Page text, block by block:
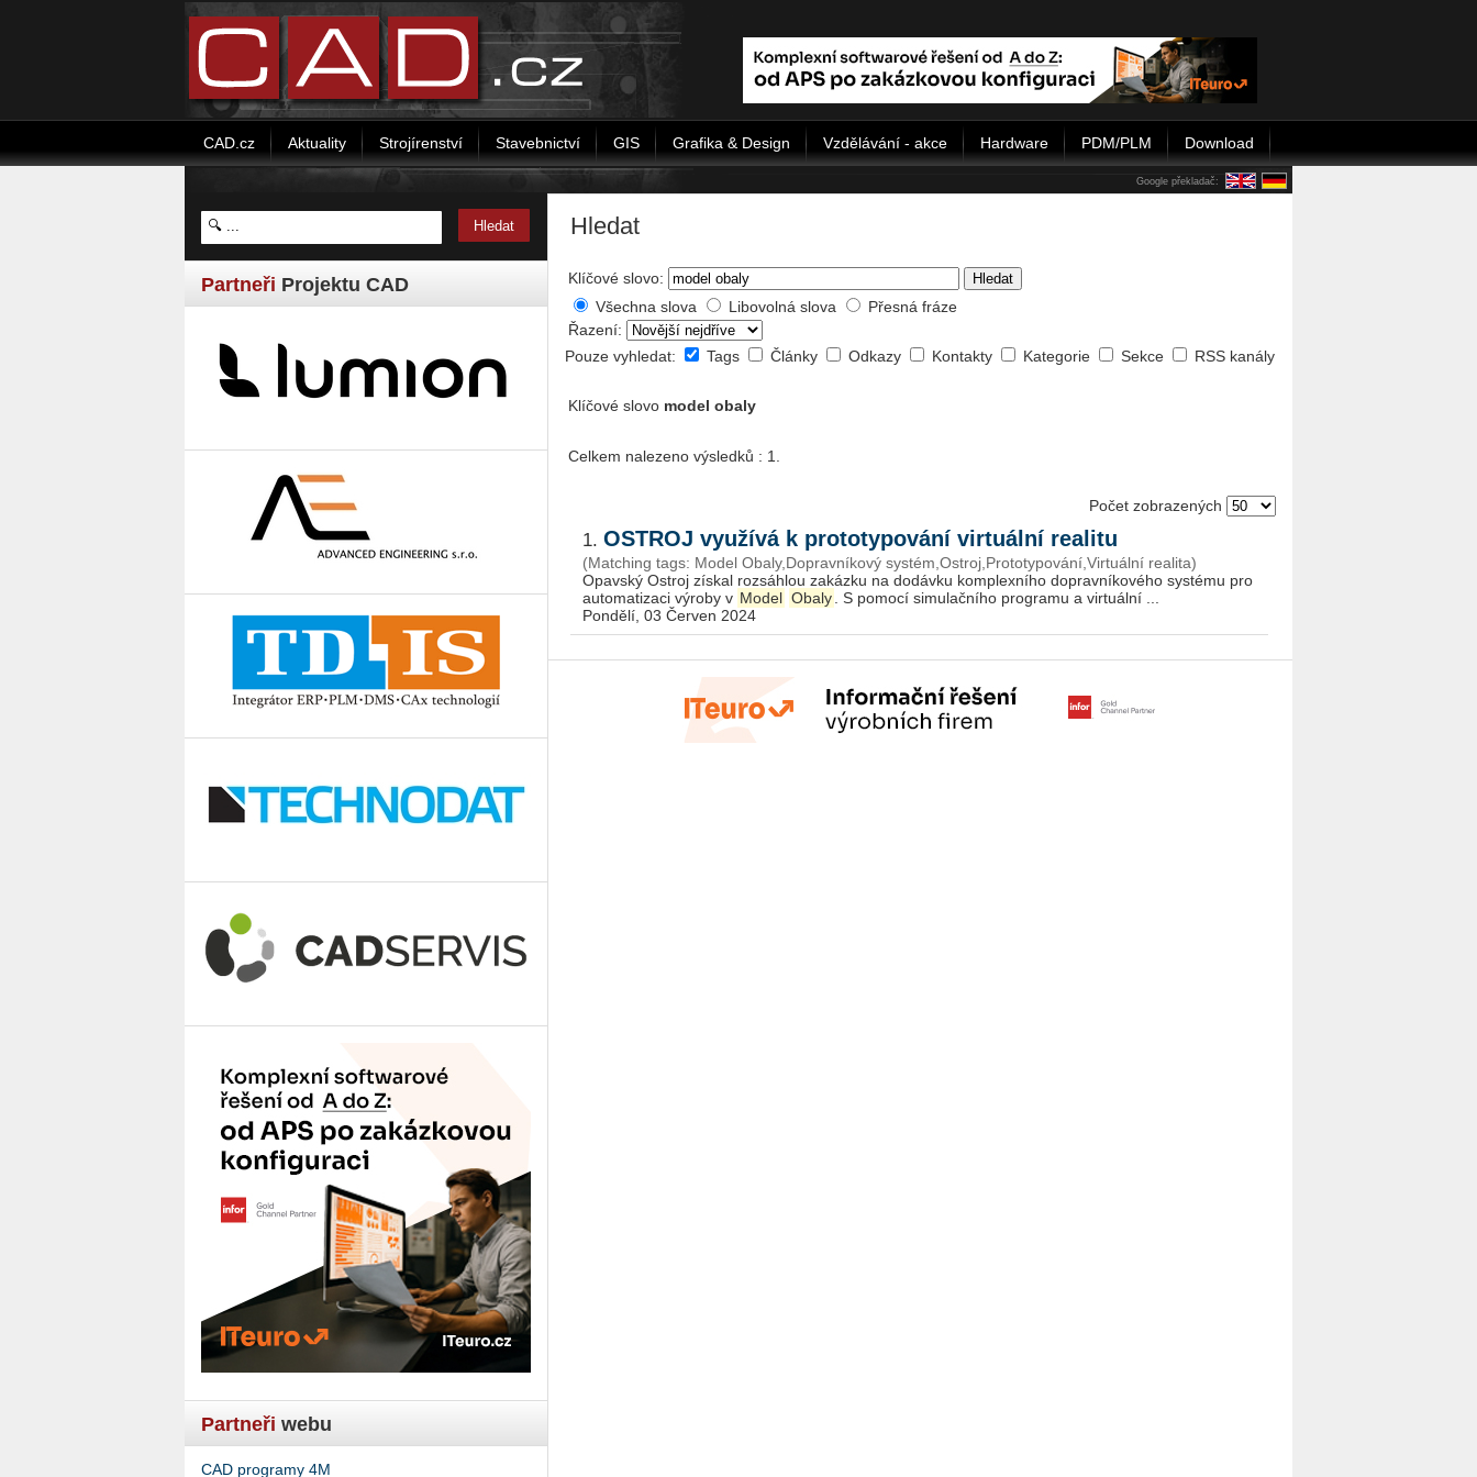
CAD.cz Aktuality Strojírenství Stavebnictví GIS Grafika & Design Vzdělávání - akce Hardware PDM/PLM Download
Google překladač:
Partneři Projektu CAD
Partneři webu
CAD programy 4M
Hledat
Klíčové slovo: Hledat
Všechna slova Libovolná slova
Přesná fráze
Řazení:
Pouze vyhledat:
Tags Články Odkazy Kontakty Kategorie Sekce RSS kanály
Klíčové slovo model obaly
Celkem nalezeno výsledků : 1.
Počet zobrazených
1. OSTROJ využívá k prototypování virtuální realitu
(Matching tags: Model Obaly,Dopravníkový systém,Ostroj,Prototypování,Virtuální realita)
Opav­ský Os­t­roj zís­kal roz­sáh­lou za­káz­ku na do­dáv­ku kom­plex­ní­ho do­prav­ní­ko­vé­ho sys­té­mu pro
au­to­ma­ti­za­ci vý­ro­by v Model Obaly
. S po­mo­cí si­mu­lač­ní­ho pro­gra­mu a vir­tu­ál­ní ...
Pondělí, 03 Červen 2024